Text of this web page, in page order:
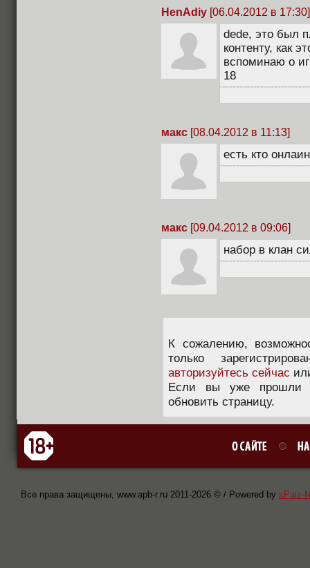
HenAdiy [06.04.2012 в 17:30]
dede, это был
контенту, как
вспоминаю о
18
макс [08.04.2012 в 11:13]
есть кто
макс [09.04.2012 в 09:06]
набор в клан
К сожалению,
только
авторизуйтесь сейчас
Если вы уже прошли
обновить страницу.
Все права защищены, www.apb-r.ru 2011-2026 © / Powered by sPaiz-